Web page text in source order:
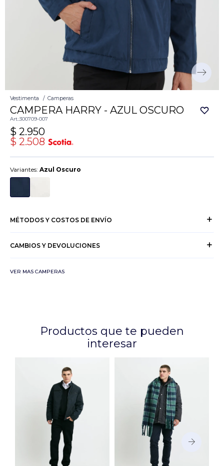
Vestimenta Camperas
CAMPERA HARRY - AZUL OSCURO
300709-007
$ 2.950
$ 2.508
Variantes: Azul Oscuro
MÉTODOS Y COSTOS DE ENVÍO
CAMBIOS Y DEVOLUCIONES
VER MAS CAMPERAS
Productos que te pueden
interesar